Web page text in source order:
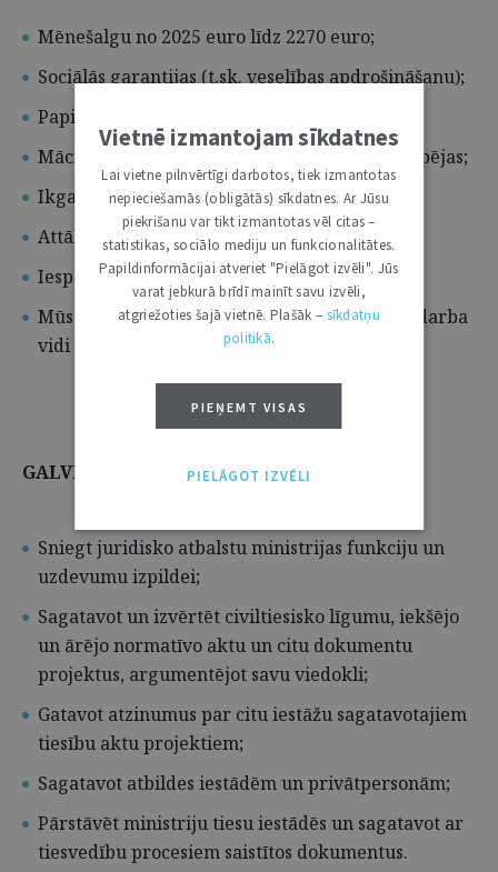
Mēnešalgu no 2025 euro līdz 2270 euro;
Sociālās garantijas (t.sk. veselības apdrošināšanu);
Papildatvaļinājumu līdz 12 darba dienām;
Mācību un kvalifikācijas paaugstināšanas iespējas;
Ikgadējā atvaļinājuma pabalstu;
Attālinātā darba iespējas;
Iespēju veidot diplomāta karjeru;
Mūsdienīgu, atvērtu un uz sadarbību vērstu darba
vidi un kolēģu atbalstu.
GALVENIE AMATA PIENĀKUMI
Sniegt juridisko atbalstu ministrijas funkciju un
uzdevumu izpildei;
Sagatavot un izvērtēt civiltiesisko līgumu, iekšējo
un ārējo normatīvo aktu un citu dokumentu
projektus, argumentējot savu viedokli;
Gatavot atzinumus par citu iestāžu sagatavotajiem
tiesību aktu projektiem;
Sagatavot atbildes iestādēm un privātpersonām;
Pārstāvēt ministriju tiesu iestādēs un sagatavot ar
tiesvedību procesiem saistītos dokumentus.
Vietnē izmantojam sīkdatnes
Lai vietne pilnvērtīgi darbotos, tiek izmantotas
nepieciešamās (obligātās) sīkdatnes. Ar Jūsu
piekrišanu var tikt izmantotas vēl citas –
statistikas, sociālo mediju un funkcionalitātes.
Papildinformācijai atveriet "Pielāgot izvēli". Jūs
varat jebkurā brīdī mainīt savu izvēli,
atgriežoties šajā vietnē. Plašāk – sīkdatņu
politikā.
PIEŅEMT VISAS
PIELĀGOT IZVĒLI